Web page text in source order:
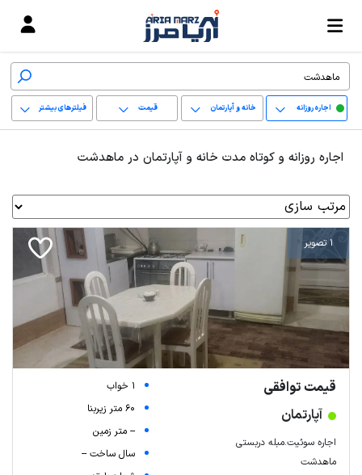
اجاره روزانه خانه و آپارتمان قیمت فیلترهای بیشتر
پاک کردن محدوده
انتخابی
اجاره روزانه و کوتاه مدت خانه و آپارتمان در ماهدشت
1 تصویر
قیمت توافقی
آپارتمان
اجاره سوئیت.مبله دربستی
ماهدشت
1 خواب
60 متر زیربنا
-- متر زمین
سال ساخت --